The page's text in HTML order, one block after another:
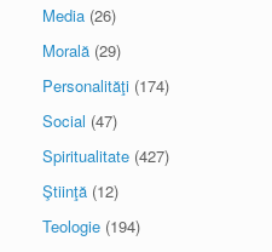
Media (26)
Morală (29)
Personalităţi (174)
Social (47)
Spiritualitate (427)
Ştiinţă (12)
Teologie (194)